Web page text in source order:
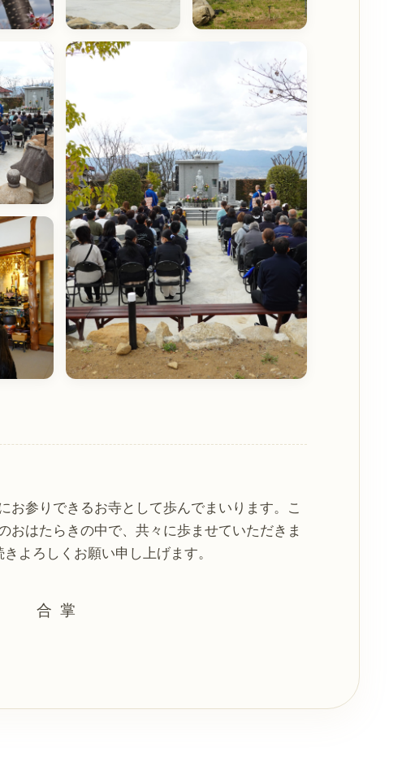
お参りできるお寺として歩んでまいります。こ
おはたらきの中で、共々に歩ませていただきま
よろしくお願い申し上げます。
合掌